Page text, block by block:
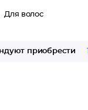
Для волос
приобрести